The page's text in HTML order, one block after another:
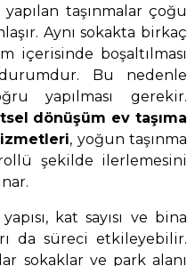
taşınmalar çoğu
Aynı sokakta birkaç
içerisinde boşaltılması
Bu nedenle
yapılması gerekir.
dönüşüm ev taşıma
, yoğun taşınma
şekilde ilerlemesini
kat sayısı ve bina
da süreci etkileyebilir.
sokaklar ve park alanı